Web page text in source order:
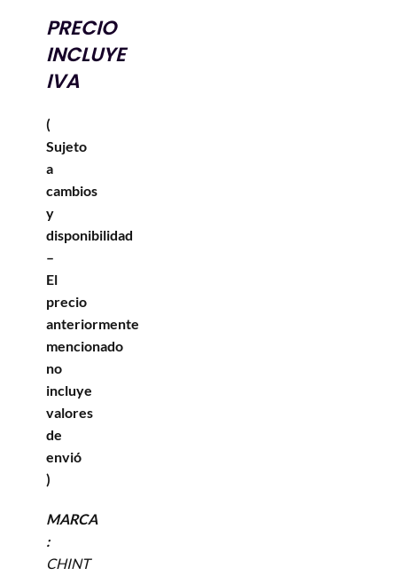
PRECIO
INCLUYE
IVA
(
Sujeto
a
cambios
y
disponibilidad
–
El
precio
anteriormente
mencionado
no
incluye
valores
de
envió
)
MARCA
:
CHINT